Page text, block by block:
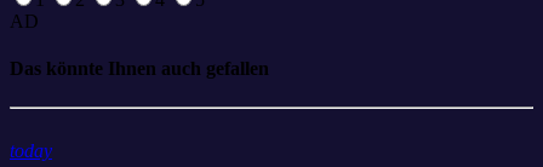
AD
Das könnte Ihnen auch gefallen
today